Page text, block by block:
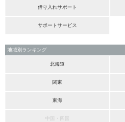
借り入れサポート
サポートサービス
地域別ランキング
北海道
関東
東海
中国・四国